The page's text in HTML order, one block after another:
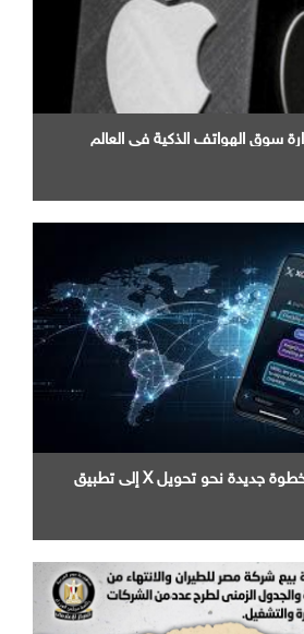
سوق الهواتف الذكية في العالم
إطلاق " XChat " في خطوة جديدة نحو تحويل X إلى تطبيق